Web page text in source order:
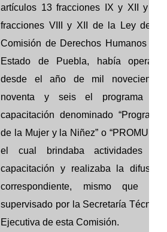
artículos 13 fracciones IX y XII y 18
fracciones VIII y XII de la Ley de la
Comisión de Derechos Humanos del
Estado de Puebla, había operado
desde el año de mil novecientos
noventa y seis el programa de
capacitación denominado “Programa
de la Mujer y la Niñez” o “PROMUNI”,
el cual brindaba actividades de
capacitación y realizaba la difusión
correspondiente, mismo que era
supervisado por la Secretaría Técnica
Ejecutiva de esta Comisión.